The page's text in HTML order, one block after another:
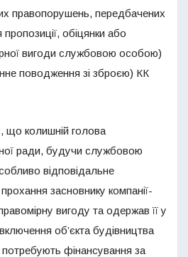
правопорушень, передбачених
обіцянки або
вигоди службовою особою)
поводження зі зброєю) КК
що колишній голова
ради, будучи службовою
відповідальне
засновнику компанії-
вигоду та одержав її у
об’єкта будівництва
фінансування за